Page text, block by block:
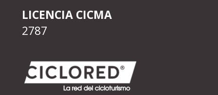
LICENCIA CICMA
2787